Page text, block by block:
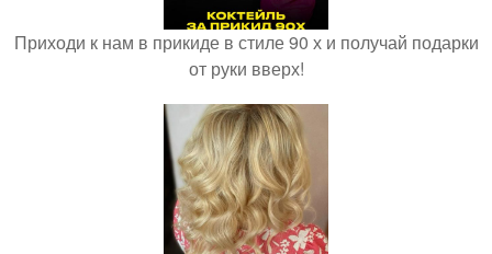
Приходи к нам в прикиде в стиле 90 х и получай подарки
от руки вверх!